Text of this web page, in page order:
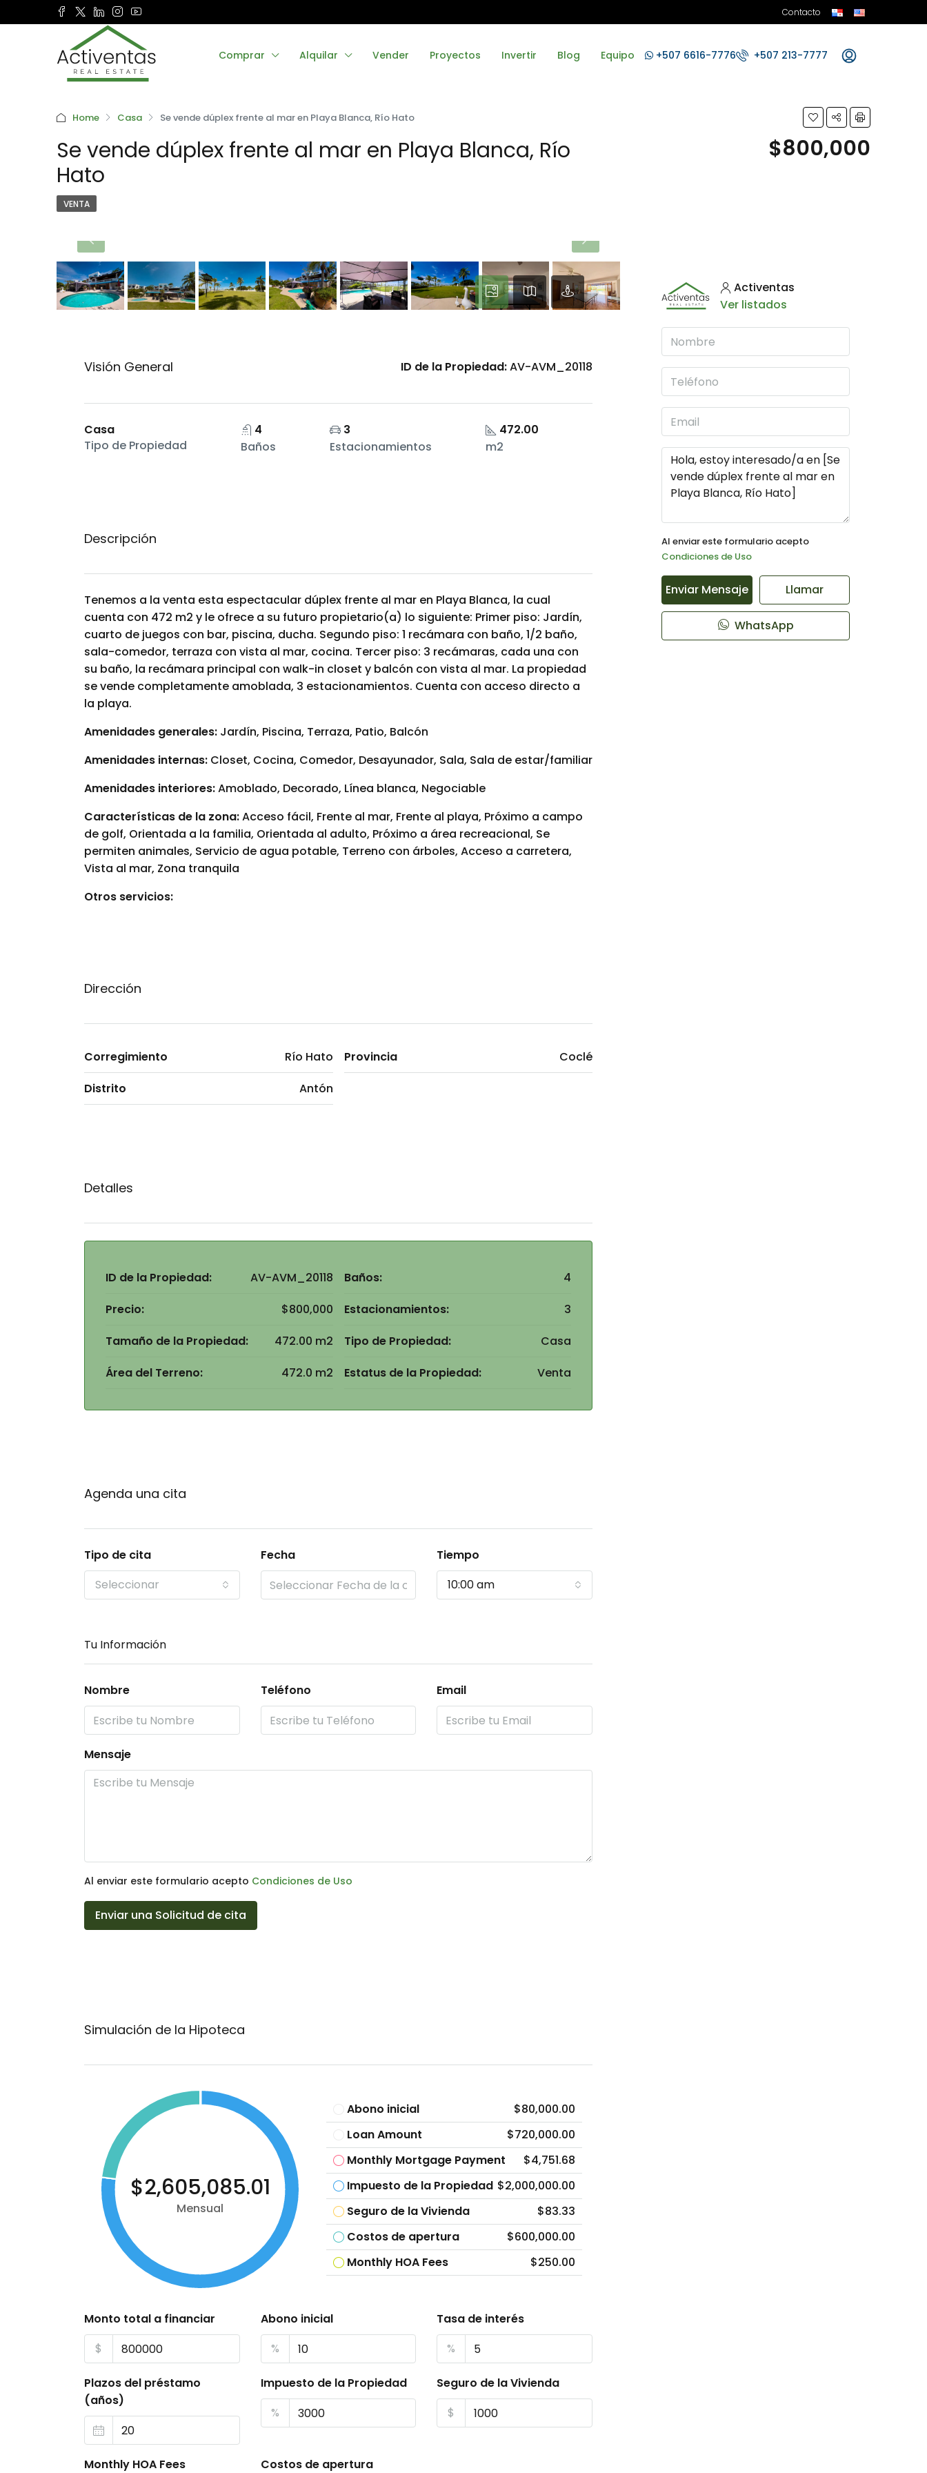
Contacto
Comprar Alquilar Vender Proyectos Invertir Blog Equipo +507 6616-7776 +507 213-7777
Home Casa Se vende dúplex frente al mar en Playa Blanca, Río Hato
Se vende dúplex frente al mar en Playa Blanca, Río
Hato
$800,000
VENTA
Visión General ID de la Propiedad:AV-AVM_20118
Casa
Tipo de Propiedad
4
Baños
3
Estacionamientos
472.00
m2
Descripción
Tenemos a la venta esta espectacular dúplex frente al mar en Playa Blanca, la cual
cuenta con 472 m2 y le ofrece a su futuro propietario(a) lo siguiente: Primer piso: Jardín,
cuarto de juegos con bar, piscina, ducha. Segundo piso: 1 recámara con baño, 1/2 baño,
sala-comedor, terraza con vista al mar, cocina. Tercer piso: 3 recámaras, cada una con
su baño, la recámara principal con walk-in closet y balcón con vista al mar. La propiedad
se vende completamente amoblada, 3 estacionamientos. Cuenta con acceso directo a
la playa.
Amenidades generales: Jardín, Piscina, Terraza, Patio, Balcón
Amenidades internas: Closet, Cocina, Comedor, Desayunador, Sala, Sala de estar/familiar
Amenidades interiores:Amoblado, Decorado, Línea blanca, Negociable
Características de la zona:Acceso fácil, Frente al mar, Frente al playa, Próximo a campo
de golf, Orientada a la familia, Orientada al adulto, Próximo a área recreacional, Se
permiten animales, Servicio de agua potable, Terreno con árboles, Acceso a carretera,
Vista al mar, Zona tranquila
Otros servicios:
Dirección
Corregimiento
Río Hato
Distrito
Antón
Provincia Coclé
Detalles
ID de la Propiedad:
AV-AVM_20118
Precio:
$800,000
Tamaño de la Propiedad:
472.00 m2
Área del Terreno:
472.0 m2
Baños:
4
Estacionamientos:
3
Tipo de Propiedad:
Casa
Estatus de la Propiedad:
Venta
Agenda una cita
Tipo de cita
Seleccionar
Fecha
Tiempo
10:00 am
Tu Información
Nombre Teléfono Email
Mensaje
Al enviar este formulario acepto Condiciones de Uso
Enviar una Solicitud de cita
Simulación de la Hipoteca
$2,605,085.01
Mensual
Abono inicial
$80,000.00
Loan Amount
$720,000.00
Monthly Mortgage Payment
$4,751.68
Impuesto de la Propiedad $2,000,000.00
Seguro de la Vivienda
$83.33
Costos de apertura
$600,000.00
Monthly HOA Fees
$250.00
Monto total a financiar
$
Abono inicial
%
Tasa de interés
%
Plazos del préstamo
(años)
Impuesto de la Propiedad
%
Seguro de la Vivienda
$
Monthly HOA Fees Costos de apertura
Activentas
Ver listados
Al enviar este formulario acepto
Condiciones de Uso
Enviar Mensaje Llamar
WhatsApp